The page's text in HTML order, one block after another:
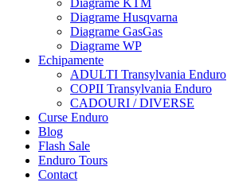
Diagrame KTM
Diagrame Husqvarna
Diagrame GasGas
Diagrame WP
Echipamente
ADULTI Transylvania Enduro
COPII Transylvania Enduro
CADOURI / DIVERSE
Curse Enduro
Blog
Flash Sale
Enduro Tours
Contact